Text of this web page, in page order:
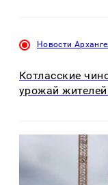
Новости
Котласские
урожай